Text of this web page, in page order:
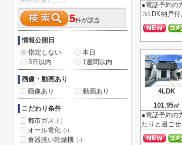
●電話予約の
３LDK納戸
4LDK
101.95㎡
●電話予約の
たりと過ご
5件が該当
情報公開日
指定しない
本日
3日以内
1週間以内
画像・動画あり
画像あり
動画あり
こだわり条件
都市ガス (-)
オール電化 (-)
食器洗い乾燥機 (-)